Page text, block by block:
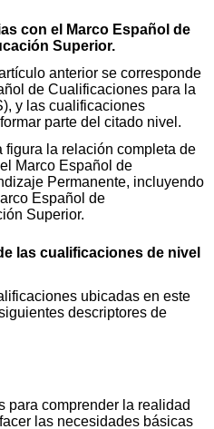
con el Marco Español de
Superior.
anterior se corresponde
de Cualificaciones para la
y las cualificaciones
parte del citado nivel.
figura la relación completa de
Marco Español de
Permanente, incluyendo
Español de
Superior.
las cualificaciones de nivel
ubicadas en este
descriptores de
para comprender la realidad
las necesidades básicas